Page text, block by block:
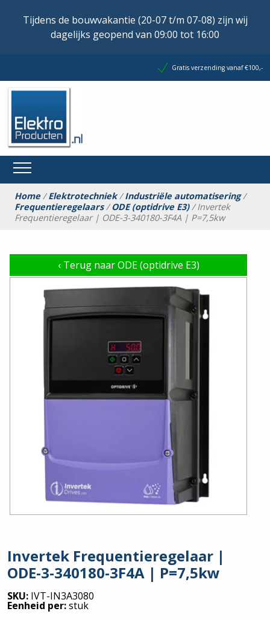
Tijdens de bouwvakantie (20-07 t/m 07-08) zijn wij
dagelijks geopend van 09:00 tot 16:00
Gratis verzending vanaf €100,-
Home/Elektrotechniek/Industriële automatisering/
Frequentieregelaars/ODE (optidrive E3)/ Invertek
Frequentieregelaar | ODE-3-340180-3F4A | P=7,5kw
‹Terug naar ODE (optidrive E3)
Invertek Frequentieregelaar |
ODE-3-340180-3F4A | P=7,5kw
SKU: IVT-IN3A3080
Eenheid per:stuk